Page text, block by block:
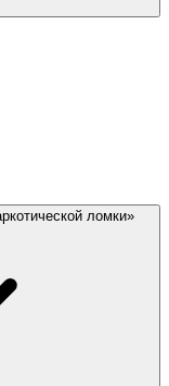
ломки»